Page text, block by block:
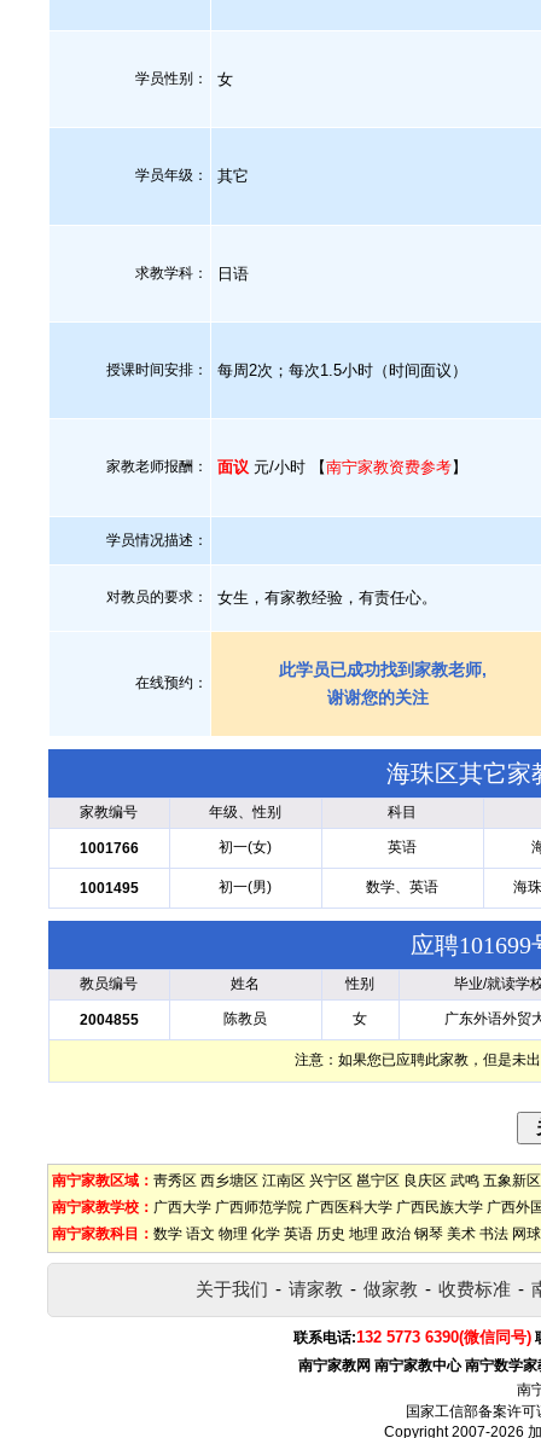
学员性别： 女
学员年级： 其它
求教学科： 日语
授课时间安排： 每周2次；每次1.5小时（时间面议）
家教老师报酬： 面议 元/小时 【南宁家教资费参考】
学员情况描述：
对教员的要求： 女生，有家教经验，有责任心。
在线预约：
此学员已成功找到家教老师,
谢谢您的关注
海珠区其它家
家教编号 年级、性别 科目
1001766 初一(女) 英语
1001495 初一(男) 数学、英语 海
应聘
教员编号 姓名 性别 毕业/就读学
2004855 陈教员 女 广东外语外贸
注意：如果您已应聘此家教，但是未
南宁家教区域： 靑秀区 西乡塘区 江南区 兴宁区 邕宁区 良庆区 武鸣 五象新区
南宁家教学校： 广西大学 广西师范学院 广西医科大学 广西民族大学 广西外
南宁家教科目： 数学 语文 物理 化学 英语 历史 地理 政治 钢琴 美术 书法 网球
关于我们 - 请家教 - 做家教 - 收费标准 -
联系电话:132 5773 6390(微信同号)
南宁家教网 南宁家教中心 南宁数学家
南
国家工信部备案许可
Copyright 2007-2026